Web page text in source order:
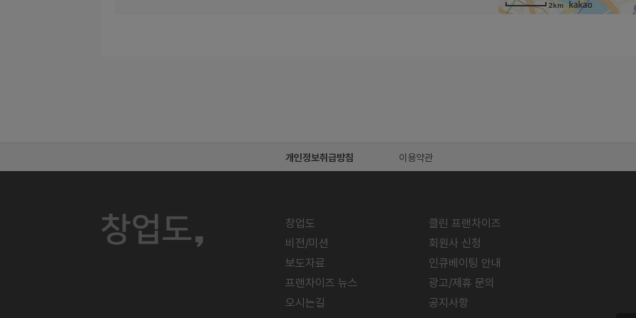
2km
개인정보취급방침 이용약관
창업도
비전/미션
보도자료
프랜차이즈 뉴스
오시는길
클린 프랜차이즈
회원사 신청
인큐베이팅 안내
광고/제휴 문의
공지사항